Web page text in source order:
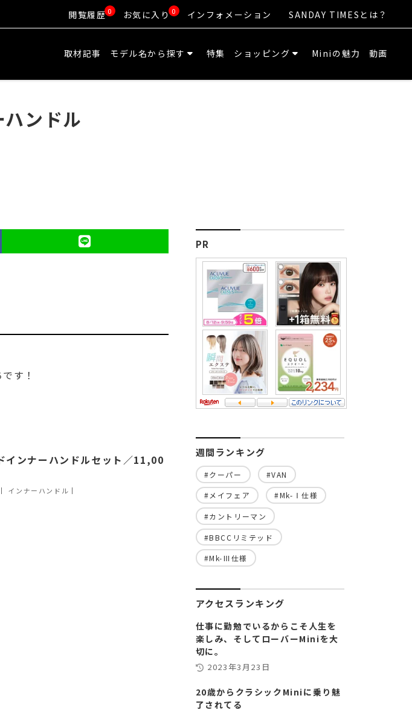
閲覧履歴 0 お気に入り 0 インフォメーション SANDAY TIMESとは？
取材記事 モデル名から探す 特集 ショッピング Miniの魅力 動画
ンドル
す！
インナーハンドルセット／11,00
インナーハンドル
PR
週間ランキング
#クーパー #VAN
#メイフェア #Mk-Ⅰ仕様
#カントリーマン
#BBCCリミテッド
#Mk-Ⅲ仕様
アクセスランキング
仕事に勤勉でいるからこそ人生を
楽しみ、そしてローバーMiniを大
切に。
2023年3月23日
20歳からクラシックMiniに乗り魅
了されてる